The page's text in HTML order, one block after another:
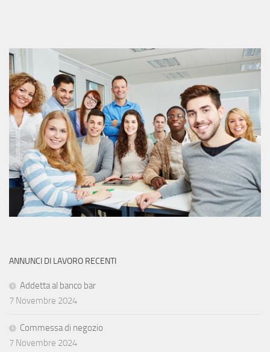
ANNUNCI DI LAVORO RECENTI
Addetta al banco bar
7 Novembre 2024
Commessa di negozio
7 Novembre 2024